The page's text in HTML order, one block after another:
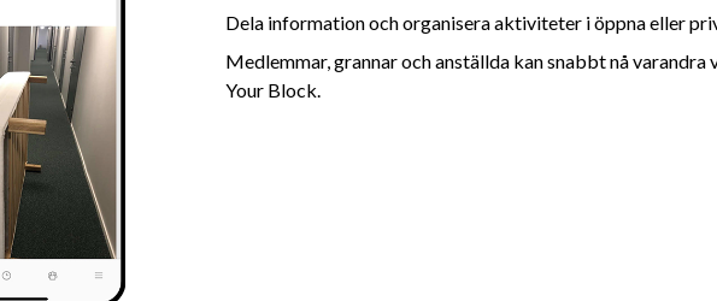
Dela information och organisera aktiviteter i öppna eller
Medlemmar, grannar och anställda kan snabbt nå varandra
Your Block.